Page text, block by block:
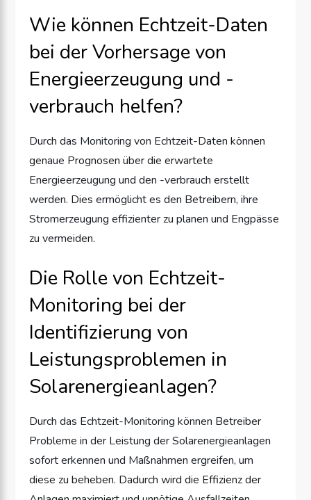
Wie können Echtzeit-Daten
bei der Vorhersage von
Energieerzeugung und -
verbrauch helfen?
Durch das Monitoring von Echtzeit-Daten können
genaue Prognosen über die erwartete
Energieerzeugung und den -verbrauch erstellt
werden. Dies ermöglicht es den Betreibern, ihre
Stromerzeugung effizienter zu planen und Engpässe
zu vermeiden.
Die Rolle von Echtzeit-
Monitoring bei der
Identifizierung von
Leistungsproblemen in
Solarenergieanlagen?
Durch das Echtzeit-Monitoring können Betreiber
Probleme in der Leistung der Solarenergieanlagen
sofort erkennen und Maßnahmen ergreifen, um
diese zu beheben. Dadurch wird die Effizienz der